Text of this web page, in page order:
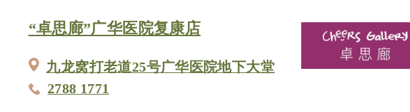
“卓思廊”广华医院复康店
九龙窝打老道25号广华医院地下大堂
2788 1771